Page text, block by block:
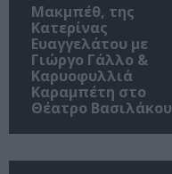
Μακμπέθ, της
Κατερίνας
Ευαγγελάτου με
Γιώργο Γάλλο &
Καρυοφυλλιά
Καραμπέτη στο
Θέατρο Βασιλάκου